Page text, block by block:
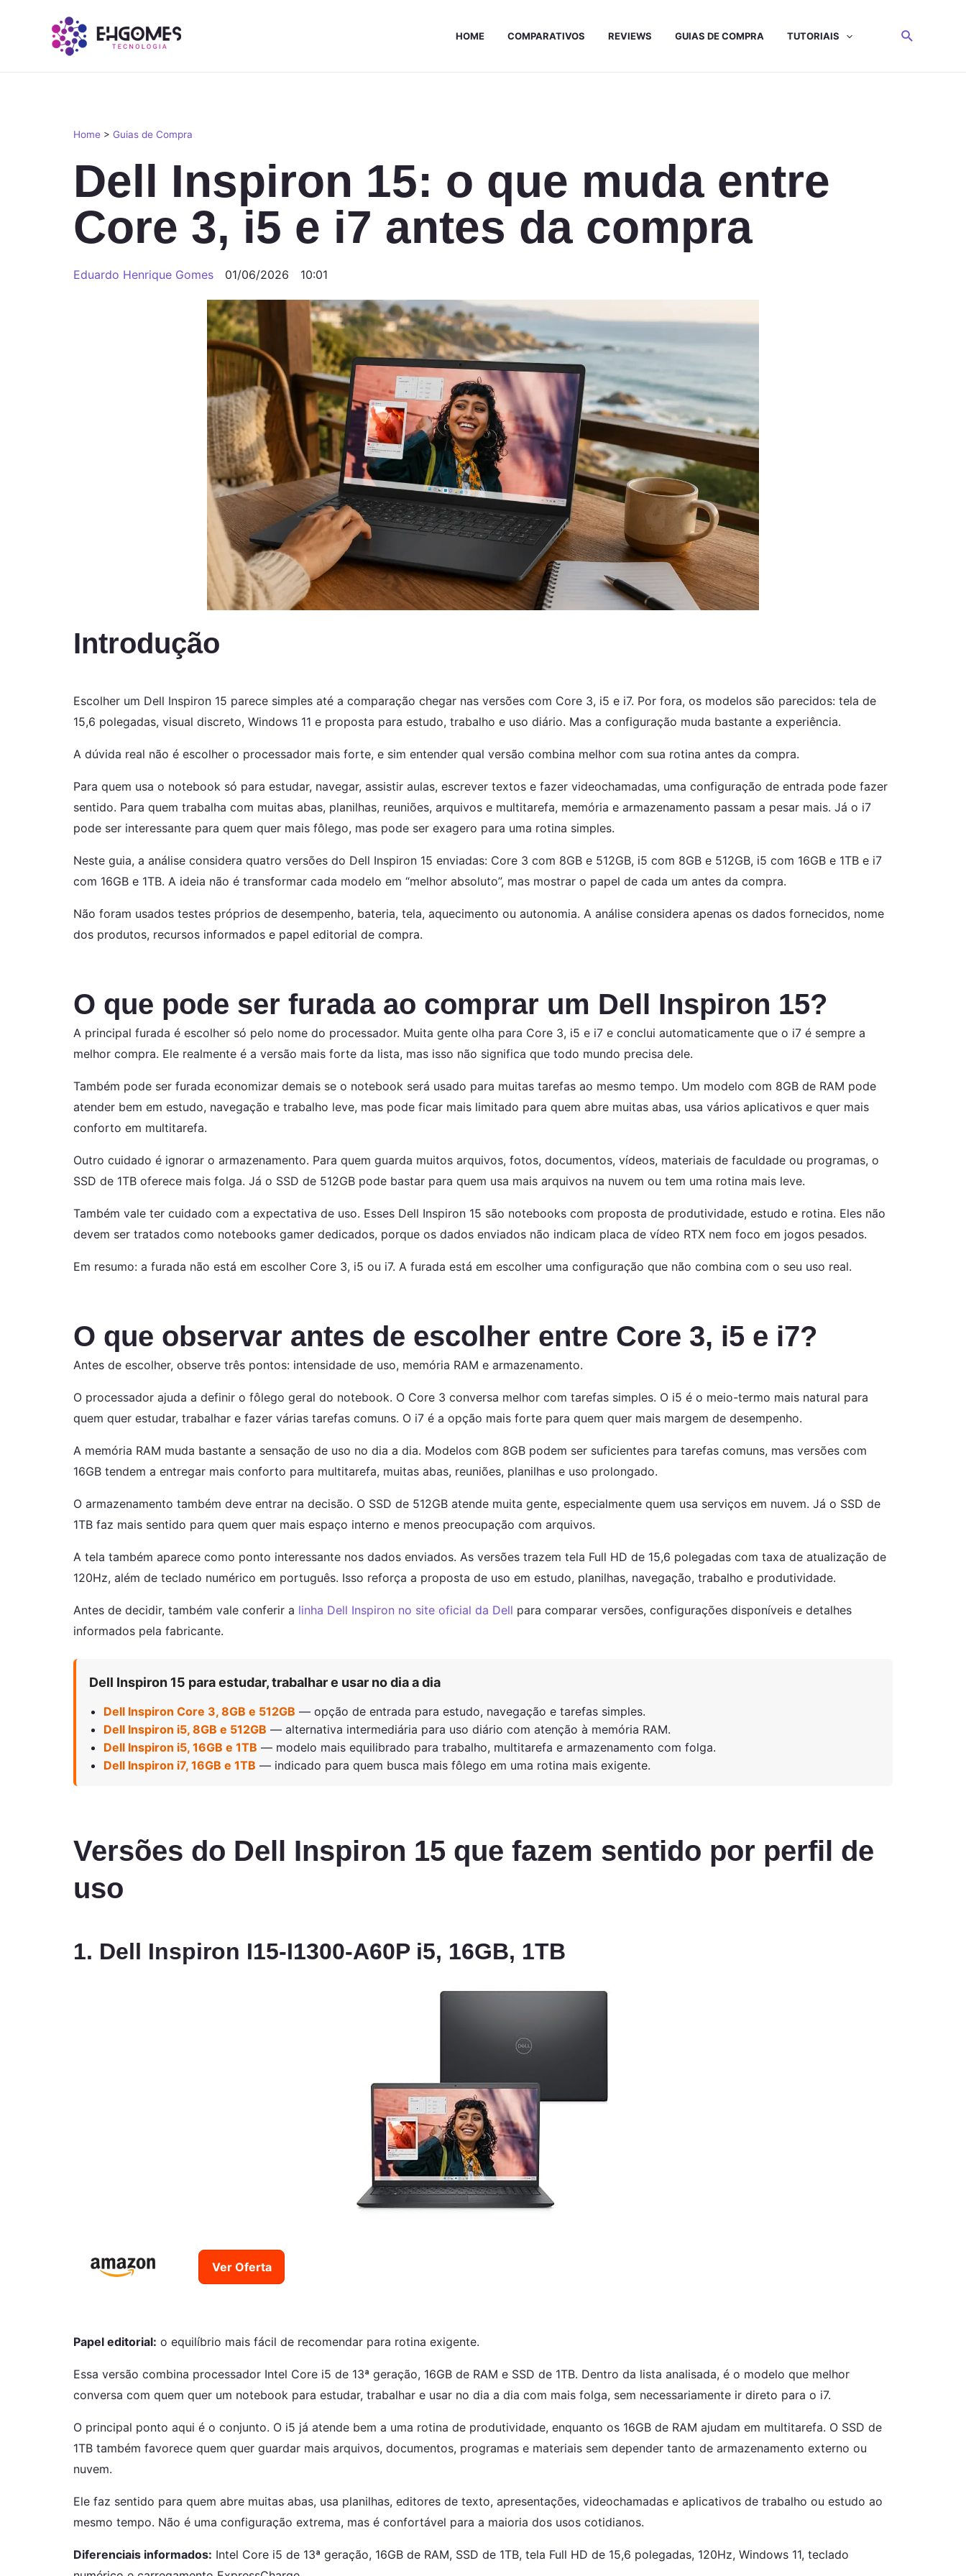
HOME COMPARATIVOS REVIEWS GUIAS DE COMPRA TUTORIAIS
Home > Guias de Compra
Dell Inspiron 15: o que muda entre
Core 3, i5 e i7 antes da compra
Eduardo Henrique Gomes 01/06/2026 10:01
Introdução
Escolher um Dell Inspiron 15 parece simples até a comparação chegar nas versões com Core 3, i5 e i7. Por fora, os modelos são parecidos: tela de
15,6 polegadas, visual discreto, Windows 11 e proposta para estudo, trabalho e uso diário. Mas a configuração muda bastante a experiência.
A dúvida real não é escolher o processador mais forte, e sim entender qual versão combina melhor com sua rotina antes da compra.
Para quem usa o notebook só para estudar, navegar, assistir aulas, escrever textos e fazer videochamadas, uma configuração de entrada pode fazer
sentido. Para quem trabalha com muitas abas, planilhas, reuniões, arquivos e multitarefa, memória e armazenamento passam a pesar mais. Já o i7
pode ser interessante para quem quer mais fôlego, mas pode ser exagero para uma rotina simples.
Neste guia, a análise considera quatro versões do Dell Inspiron 15 enviadas: Core 3 com 8GB e 512GB, i5 com 8GB e 512GB, i5 com 16GB e 1TB e i7
com 16GB e 1TB. A ideia não é transformar cada modelo em “melhor absoluto”, mas mostrar o papel de cada um antes da compra.
Não foram usados testes próprios de desempenho, bateria, tela, aquecimento ou autonomia. A análise considera apenas os dados fornecidos, nome
dos produtos, recursos informados e papel editorial de compra.
O que pode ser furada ao comprar um Dell Inspiron 15?
A principal furada é escolher só pelo nome do processador. Muita gente olha para Core 3, i5 e i7 e conclui automaticamente que o i7 é sempre a
melhor compra. Ele realmente é a versão mais forte da lista, mas isso não significa que todo mundo precisa dele.
Também pode ser furada economizar demais se o notebook será usado para muitas tarefas ao mesmo tempo. Um modelo com 8GB de RAM pode
atender bem em estudo, navegação e trabalho leve, mas pode ficar mais limitado para quem abre muitas abas, usa vários aplicativos e quer mais
conforto em multitarefa.
Outro cuidado é ignorar o armazenamento. Para quem guarda muitos arquivos, fotos, documentos, vídeos, materiais de faculdade ou programas, o
SSD de 1TB oferece mais folga. Já o SSD de 512GB pode bastar para quem usa mais arquivos na nuvem ou tem uma rotina mais leve.
Também vale ter cuidado com a expectativa de uso. Esses Dell Inspiron 15 são notebooks com proposta de produtividade, estudo e rotina. Eles não
devem ser tratados como notebooks gamer dedicados, porque os dados enviados não indicam placa de vídeo RTX nem foco em jogos pesados.
Em resumo: a furada não está em escolher Core 3, i5 ou i7. A furada está em escolher uma configuração que não combina com o seu uso real.
O que observar antes de escolher entre Core 3, i5 e i7?
Antes de escolher, observe três pontos: intensidade de uso, memória RAM e armazenamento.
O processador ajuda a definir o fôlego geral do notebook. O Core 3 conversa melhor com tarefas simples. O i5 é o meio-termo mais natural para
quem quer estudar, trabalhar e fazer várias tarefas comuns. O i7 é a opção mais forte para quem quer mais margem de desempenho.
A memória RAM muda bastante a sensação de uso no dia a dia. Modelos com 8GB podem ser suficientes para tarefas comuns, mas versões com
16GB tendem a entregar mais conforto para multitarefa, muitas abas, reuniões, planilhas e uso prolongado.
O armazenamento também deve entrar na decisão. O SSD de 512GB atende muita gente, especialmente quem usa serviços em nuvem. Já o SSD de
1TB faz mais sentido para quem quer mais espaço interno e menos preocupação com arquivos.
A tela também aparece como ponto interessante nos dados enviados. As versões trazem tela Full HD de 15,6 polegadas com taxa de atualização de
120Hz, além de teclado numérico em português. Isso reforça a proposta de uso em estudo, planilhas, navegação, trabalho e produtividade.
Antes de decidir, também vale conferir a linha Dell Inspiron no site oficial da Dell para comparar versões, configurações disponíveis e detalhes
informados pela fabricante.
Dell Inspiron 15 para estudar, trabalhar e usar no dia a dia
Dell Inspiron Core 3, 8GB e 512GB — opção de entrada para estudo, navegação e tarefas simples.
Dell Inspiron i5, 8GB e 512GB — alternativa intermediária para uso diário com atenção à memória RAM.
Dell Inspiron i5, 16GB e 1TB — modelo mais equilibrado para trabalho, multitarefa e armazenamento com folga.
Dell Inspiron i7, 16GB e 1TB — indicado para quem busca mais fôlego em uma rotina mais exigente.
Versões do Dell Inspiron 15 que fazem sentido por perfil de
uso
1. Dell Inspiron I15-I1300-A60P i5, 16GB, 1TB
Ver Oferta
Papel editorial: o equilíbrio mais fácil de recomendar para rotina exigente.
Essa versão combina processador Intel Core i5 de 13ª geração, 16GB de RAM e SSD de 1TB. Dentro da lista analisada, é o modelo que melhor
conversa com quem quer um notebook para estudar, trabalhar e usar no dia a dia com mais folga, sem necessariamente ir direto para o i7.
O principal ponto aqui é o conjunto. O i5 já atende bem a uma rotina de produtividade, enquanto os 16GB de RAM ajudam em multitarefa. O SSD de
1TB também favorece quem quer guardar mais arquivos, documentos, programas e materiais sem depender tanto de armazenamento externo ou
nuvem.
Ele faz sentido para quem abre muitas abas, usa planilhas, editores de texto, apresentações, videochamadas e aplicativos de trabalho ou estudo ao
mesmo tempo. Não é uma configuração extrema, mas é confortável para a maioria dos usos cotidianos.
Diferenciais informados: Intel Core i5 de 13ª geração, 16GB de RAM, SSD de 1TB, tela Full HD de 15,6 polegadas, 120Hz, Windows 11, teclado